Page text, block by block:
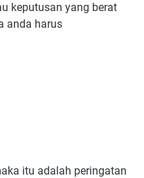
keputusan yang berat
anda harus
itu adalah peringatan